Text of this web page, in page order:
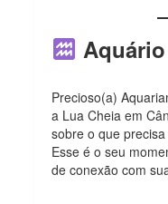
Aquário
Precioso(a)
a Lua Cheia em
sobre o que
Esse é o seu
de conexão com